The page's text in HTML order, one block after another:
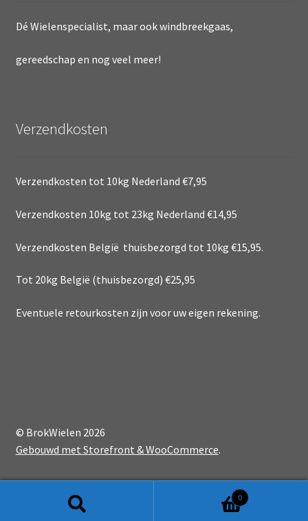
Dé Wielenspecialist, maar ook windbreekgaas,
gereedschap en nog veel meer!
Verzendkosten
Verzendkosten tot 10kg Nederland €7,95
Verzendkosten 10kg tot 23kg Nederland €14,95
Verzendkosten België thuisbezorgd tot 10kg €15,95.
Tot 20kg België (thuisbezorgd) €25,95
Eventuele retourkosten zijn voor uw eigen rekening.
© BrokWielen 2026
Gebouwd met Storefront & WooCommerce.
0